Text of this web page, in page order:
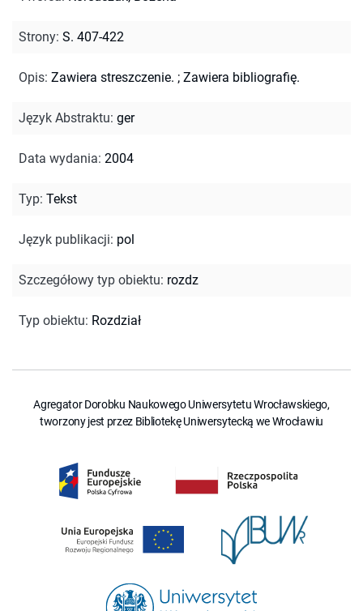
Strony: S. 407-422
Opis: Zawiera streszczenie. ; Zawiera bibliografię.
Język Abstraktu: ger
Data wydania: 2004
Typ: Tekst
Język publikacji: pol
Szczegółowy typ obiektu: rozdz
Typ obiektu: Rozdział
Agregator Dorobku Naukowego Uniwersytetu Wrocławskiego,
tworzony jest przez Bibliotekę Uniwersytecką we Wrocławiu